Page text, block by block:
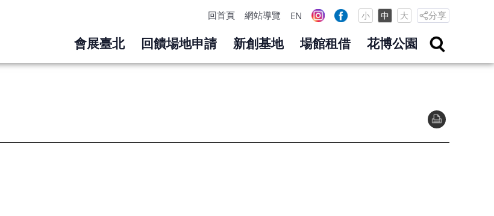
回首頁 網站導覽 EN 小 中 大 分享
會展臺北 回饋場地申請 新創基地 場館租借 花博公園